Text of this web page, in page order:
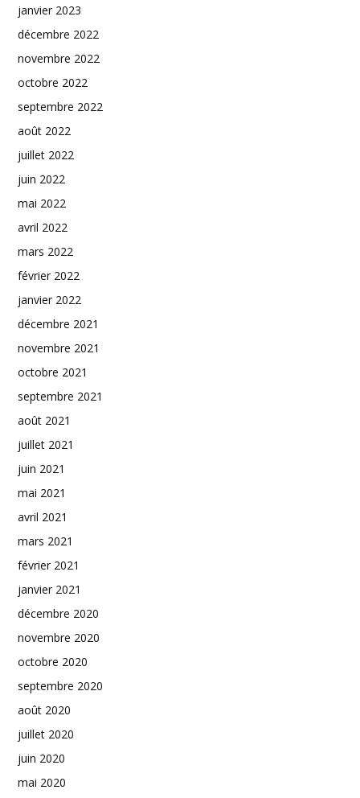
janvier 2023
décembre 2022
novembre 2022
octobre 2022
septembre 2022
août 2022
juillet 2022
juin 2022
mai 2022
avril 2022
mars 2022
février 2022
janvier 2022
décembre 2021
novembre 2021
octobre 2021
septembre 2021
août 2021
juillet 2021
juin 2021
mai 2021
avril 2021
mars 2021
février 2021
janvier 2021
décembre 2020
novembre 2020
octobre 2020
septembre 2020
août 2020
juillet 2020
juin 2020
mai 2020